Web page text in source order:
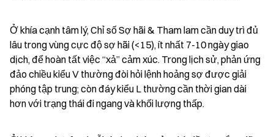
Ở khía cạnh tâm lý, Chỉ số Sợ hãi & Tham lam cần duy trì đủ
lâu trong vùng cực độ sợ hãi (<15), ít nhất 7-10 ngày giao
dịch, để hoàn tất việc “xả” cảm xúc. Trong lịch sử, phản ứng
đảo chiều kiểu V thường đòi hỏi lệnh hoảng sợ được giải
phóng tập trung; còn đáy kiểu L thường cần thời gian dài
hơn với trạng thái đi ngang và khối lượng thấp.